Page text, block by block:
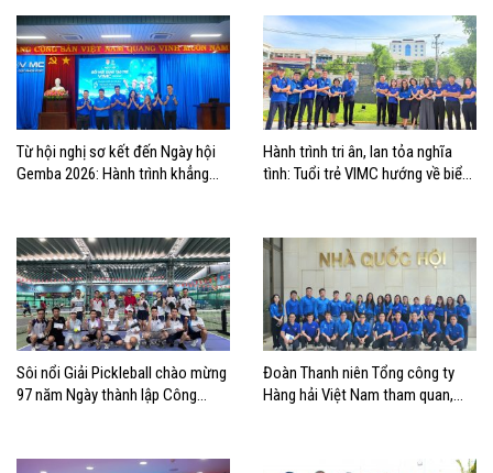
Từ hội nghị sơ kết đến Ngày hội
Gemba 2026: Hành trình khẳng
Hành trình tri ân, lan tỏa nghĩa
tình: Tuổi trẻ VIMC hướng về biển
Sôi nổi Giải Pickleball chào mừng
97 năm Ngày thành lập Công
Đoàn Thanh niên Tổng công ty
Hàng hải Việt Nam tham quan,